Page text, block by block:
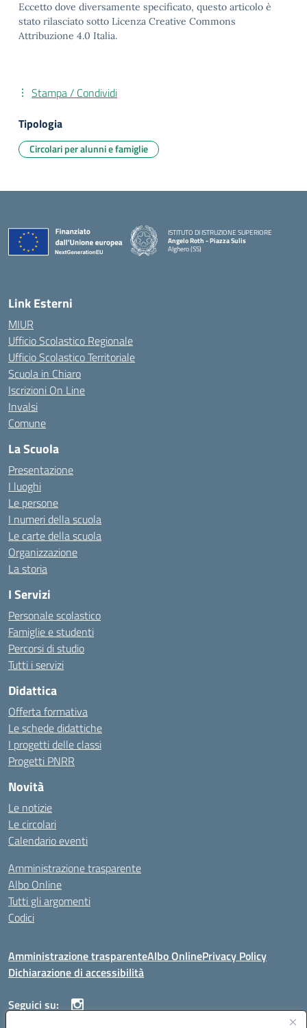
Eccetto dove diversamente specificato, questo articolo è
stato rilasciato sotto Licenza Creative Commons
Attribuzione 4.0 Italia.
Stampa / Condividi
Tipologia
Circolari per alunni e famiglie
ISTITUTO DI ISTRUZIONE SUPERIORE
Angelo Roth - Piazza Sulis
Alghero (SS)
— Visita la pagina iniziale della scuola
Link Esterni
MIUR
Ufficio Scolastico Regionale
Ufficio Scolastico Territoriale
Scuola in Chiaro
Iscrizioni On Line
Invalsi
Comune
La Scuola
Presentazione
I luoghi
Le persone
I numeri della scuola
Le carte della scuola
Organizzazione
La storia
I Servizi
Personale scolastico
Famiglie e studenti
Percorsi di studio
Tutti i servizi
Didattica
Offerta formativa
Le schede didattiche
I progetti delle classi
Progetti PNRR
Novità
Le notizie
Le circolari
Calendario eventi
Amministrazione trasparente
Albo Online
Tutti gli argomenti
Codici
Amministrazione trasparenteAlbo OnlinePrivacy Policy
Dichiarazione di accessibilità
Seguici su: